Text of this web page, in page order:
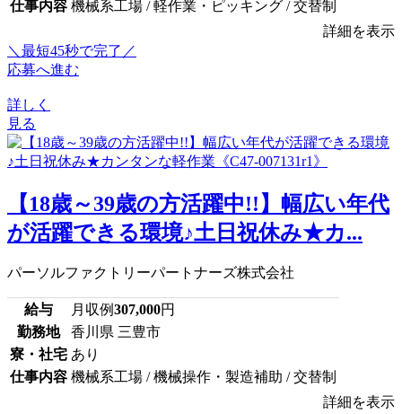
仕事内容 機械系工場 / 軽作業・ピッキング / 交替制
詳細を表示
＼最短45秒で完了／
応募へ進む
詳しく
見る
【18歳～39歳の方活躍中!!】幅広い年代
が活躍できる環境♪土日祝休み★カ...
パーソルファクトリーパートナーズ株式会社
給与 月収例307,000円
勤務地
香川県 三豊市
寮・社宅 あり
仕事内容 機械系工場 / 機械操作・製造補助 / 交替制
詳細を表示